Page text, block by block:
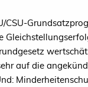
auf die